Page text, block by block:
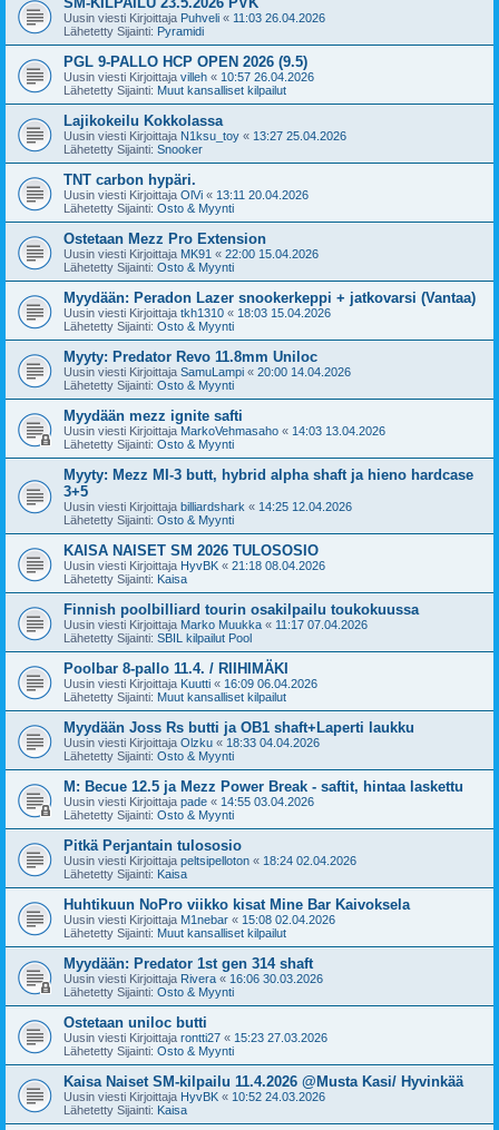
Uusin viesti Kirjoittaja Puhveli « 11:03 26.04.2026
Lähetetty Sijainti: Pyramidi
PGL 9-PALLO HCP OPEN 2026 (9.5)
Uusin viesti Kirjoittaja villeh « 10:57 26.04.2026
Lähetetty Sijainti: Muut kansalliset kilpailut
Lajikokeilu Kokkolassa
Uusin viesti Kirjoittaja N1ksu_toy « 13:27 25.04.2026
Lähetetty Sijainti: Snooker
TNT carbon hypäri.
Uusin viesti Kirjoittaja OlVi « 13:11 20.04.2026
Lähetetty Sijainti: Osto & Myynti
Ostetaan Mezz Pro Extension
Uusin viesti Kirjoittaja MK91 « 22:00 15.04.2026
Lähetetty Sijainti: Osto & Myynti
Myydään: Peradon Lazer snookerkeppi + jatkovarsi (Vantaa)
Uusin viesti Kirjoittaja tkh1310 « 18:03 15.04.2026
Lähetetty Sijainti: Osto & Myynti
Myyty: Predator Revo 11.8mm Uniloc
Uusin viesti Kirjoittaja SamuLampi « 20:00 14.04.2026
Lähetetty Sijainti: Osto & Myynti
Myydään mezz ignite safti
Uusin viesti Kirjoittaja MarkoVehmasaho « 14:03 13.04.2026
Lähetetty Sijainti: Osto & Myynti
Myyty: Mezz MI-3 butt, hybrid alpha shaft ja hieno hardcase
3+5
Uusin viesti Kirjoittaja billiardshark « 14:25 12.04.2026
Lähetetty Sijainti: Osto & Myynti
KAISA NAISET SM 2026 TULOSOSIO
Uusin viesti Kirjoittaja HyvBK « 21:18 08.04.2026
Lähetetty Sijainti: Kaisa
Finnish poolbilliard tourin osakilpailu toukokuussa
Uusin viesti Kirjoittaja Marko Muukka « 11:17 07.04.2026
Lähetetty Sijainti: SBIL kilpailut Pool
Poolbar 8-pallo 11.4. / RIIHIMÄKI
Uusin viesti Kirjoittaja Kuutti « 16:09 06.04.2026
Lähetetty Sijainti: Muut kansalliset kilpailut
Myydään Joss Rs butti ja OB1 shaft+Laperti laukku
Uusin viesti Kirjoittaja Olzku « 18:33 04.04.2026
Lähetetty Sijainti: Osto & Myynti
M: Becue 12.5 ja Mezz Power Break - saftit, hintaa laskettu
Uusin viesti Kirjoittaja pade « 14:55 03.04.2026
Lähetetty Sijainti: Osto & Myynti
Pitkä Perjantain tulososio
Uusin viesti Kirjoittaja peltsipelloton « 18:24 02.04.2026
Lähetetty Sijainti: Kaisa
Huhtikuun NoPro viikko kisat Mine Bar Kaivoksela
Uusin viesti Kirjoittaja M1nebar « 15:08 02.04.2026
Lähetetty Sijainti: Muut kansalliset kilpailut
Myydään: Predator 1st gen 314 shaft
Uusin viesti Kirjoittaja Rivera « 16:06 30.03.2026
Lähetetty Sijainti: Osto & Myynti
Ostetaan uniloc butti
Uusin viesti Kirjoittaja rontti27 « 15:23 27.03.2026
Lähetetty Sijainti: Osto & Myynti
Kaisa Naiset SM-kilpailu 11.4.2026 @Musta Kasi/ Hyvinkää
Uusin viesti Kirjoittaja HyvBK « 10:52 24.03.2026
Lähetetty Sijainti: Kaisa